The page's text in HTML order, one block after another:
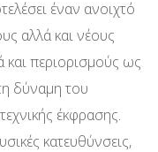
έναν ανοιχτό
αλλά και νέους
και περιορισμούς ως
δύναμη του
έκφρασης.
κατευθύνσεις,